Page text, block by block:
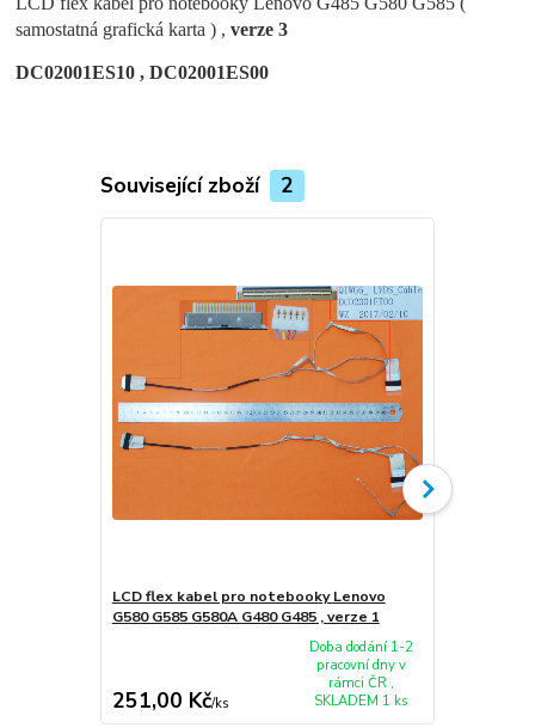
samostatná grafická karta ) ,verze 3
DC02001ES10 , DC02001ES00
Související zboží 2
LCD flex kabel pro notebooky Lenovo
G580 G585 G580A G480 G485 , verze 1
251,00 Kč/ks
Doba dodání 1-2
pracovní dny v
rámci ČR ,
SKLADEM 1 ks